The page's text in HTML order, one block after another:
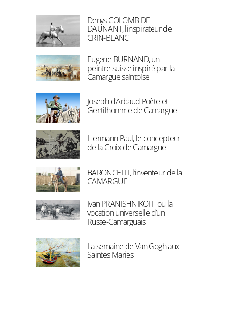
Denys COLOMB DE
DAUNANT, l’inspirateur de
CRIN-BLANC
Eugène BURNAND, un
peintre suisse inspiré par la
Camargue saintoise
Joseph d’Arbaud Poète et
Gentilhomme de Camargue
Hermann Paul, le concepteur
de la Croix de Camargue
BARONCELLI, l’inventeur de la
CAMARGUE
Ivan PRANISHNIKOFF ou la
vocation universelle d’un
Russe-Camarguais
La semaine de Van Gogh aux
Saintes Maries